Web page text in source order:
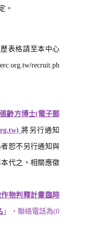
。
表格請至本中心
recruit.ph
張齡方博士(電子郵
將另行通知
恕不另行通知與
代之。相關應徵
物判釋計畫臨時
」，聯絡電話為(0